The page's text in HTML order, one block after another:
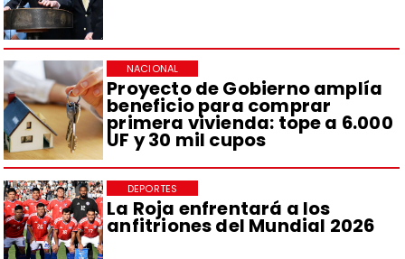
Proyecto de Gobierno amplía
beneficio para comprar
primera vivienda: tope a 6.000
UF y 30 mil cupos
NACIONAL
La Roja enfrentará a los
anfitriones del Mundial 2026
DEPORTES